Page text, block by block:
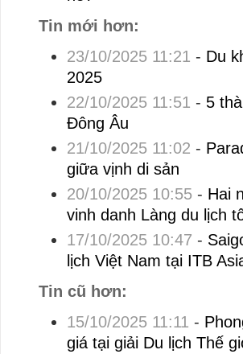
Tin mới hơn:
23/10/2025 11:21 - Du
2025
22/10/2025 11:51 - 5
Đông Âu
21/10/2025 11:02 -
giữa vịnh di sản
20/10/2025 10:55- Hai
vinh danh Làng du lịch
17/10/2025 10:47 -
lịch Việt Nam tại ITB
Tin cũ hơn:
15/10/2025 11:11 -
giá tại giải Du lịch Thế